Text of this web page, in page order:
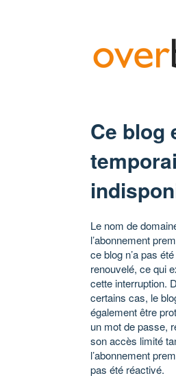
Ce blog
Le nom de
l’abonnement
ce blog n’a pas été
renouvelé, ce qui
cette interruption.
certains cas, le
également être
un mot de passe,
son accès limité
l’abonnement
pas été réactivé.